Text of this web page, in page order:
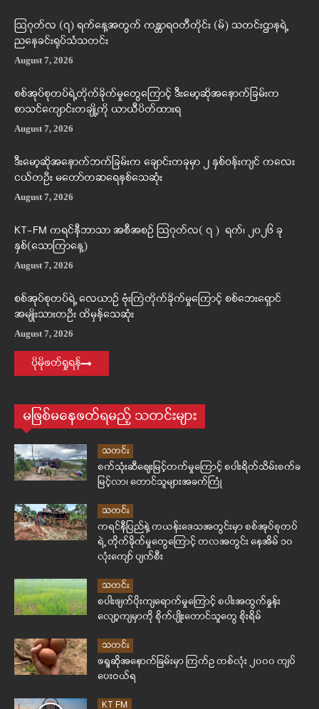
ဩဂုတ်လ (၇) ရက်နေ့အတွက် ကန္တာရဝတီတိုင်း (မ်) သတင်းဌာနရဲ့
ညနေခင်းရုပ်သံသတင်း
August 7, 2026
စစ်အုပ်စုတပ်ရဲ့တိုက်ခိုက်မှုတွေကြောင့် ဒီးမော့ဆိုအနောက်ခြမ်းက
စာသင်ကျောင်းတချို့ကို ယာယီပိတ်ထားရ
August 7, 2026
ဒီးမော့ဆိုအနောက်ဘက်ခြမ်းက ချောင်းတခုမှာ ၂ နှစ်ဝန်းကျင် ကလေး
ငယ်တဦး မတော်တဆရေနစ်သေဆုံး
August 7, 2026
KT-FM ကရင်နီဘာသာ အစီအစဉ် ဩဂုတ်လ( ၇ ) ရက်၊ ၂၀၂၆ ခု
နှစ်(သောကြာနေ့)
August 7, 2026
စစ်အုပ်စုတပ်ရဲ့ လေယာဉ် ဗုံးကြဲတိုက်ခိုက်မှုကြောင့် စစ်ဘေးရှောင်
အမျိုးသားတဦး ထိမှန်သေဆုံး
August 7, 2026
ပိုမိုဖတ်ရှုရန်
မဖြစ်မနေဖတ်ရမည့် သတင်းများ
သတင်း
စက်သုံးဆီဈေးမြင့်တက်မှုကြောင့် စပါးရိတ်သိမ်းစက်ခ
မြင့်လာ၊ တောင်သူများအခက်ကြုံ
သတင်း
ကရင်နီပြည်နဲ့ ကယန်းဒေသအတွင်းမှာ စစ်အုပ်စုတပ်
ရဲ့ တိုက်ခိုက်မှုတွေကြောင့် တလအတွင်း နေအိမ် ၁၀
လုံးကျော် ပျက်စီး
သတင်း
စပါးဖျက်ပိုးကျရောက်မှုကြောင့် စပါးအထွက်နှုန်း
လျော့ကျမှာကို စိုက်ပျိုးတောင်သူတွေ စိုးရိမ်
သတင်း
ဖရူဆိုအနောက်ခြမ်းမှာ ကြက်ဥ တစ်လုံး ၂၀၀၀ ကျပ်
ပေးဝယ်ရ
KT FM